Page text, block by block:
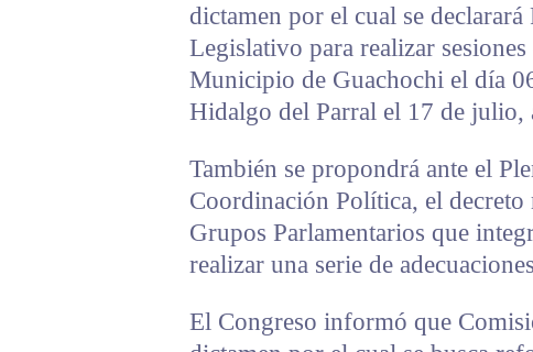
dictamen por el cual se
Legislativo para realizar
Municipio de Guachochi el día
Hidalgo del Parral el 17 de julio,
También se propondrá ante el
Coordinación Política, el
Grupos Parlamentarios que
realizar una serie de
El Congreso informó que